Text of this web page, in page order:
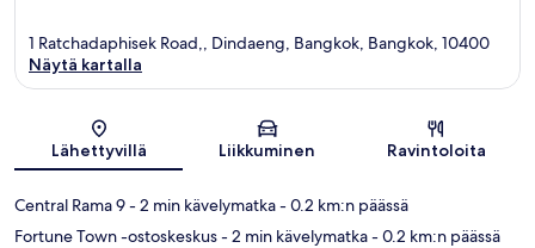
Kartta
1 Ratchadaphisek Road,, Dindaeng, Bangkok, Bangkok, 10400
Näytä kartalla
Lähettyvillä Liikkuminen Ravintoloita
Central Rama 9- 2 min kävelymatka- 0.2 km:n päässä
Fortune Town -ostoskeskus- 2 min kävelymatka- 0.2 km:n päässä